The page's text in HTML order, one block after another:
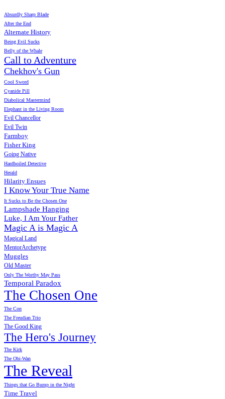
Absurdly Sharp Blade
After the End
Alternate History
Being Evil Sucks
Belly of the Whale
Call to Adventure
Chekhov's Gun
Cool Sword
Cyanide Pill
Diabolical Mastermind
Elephant in the Living Room
Evil Chancellor
Evil Twin
Farmboy
Fisher King
Going Native
Hardboiled Detective
Herald
Hilarity Ensues
I Know Your True Name
It Sucks to Be the Chosen One
Lampshade Hanging
Luke, I Am Your Father
Magic A is Magic A
Magical Land
MentorArchetype
Muggles
Old Master
Only The Worthy May Pass
Temporal Paradox
The Chosen One
The Con
The Freudian Trio
The Good King
The Hero's Journey
The Kirk
The Obi-Wan
The Reveal
Things that Go Bump in the Night
Time Travel